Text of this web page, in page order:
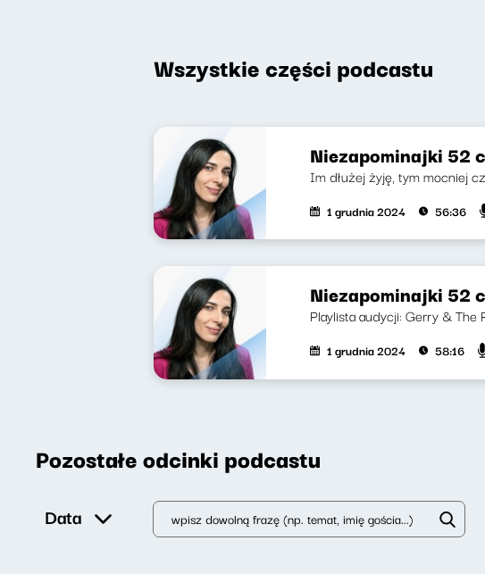
Wszystkie części podcastu
Niezapominajki 52
Im dłużej żyję, tym mocniej
1 grudnia 2024 56:36
Niezapominajki 52
Playlista audycji: Gerry & The
1 grudnia 2024 58:16
Pozostałe odcinki podcastu
Data